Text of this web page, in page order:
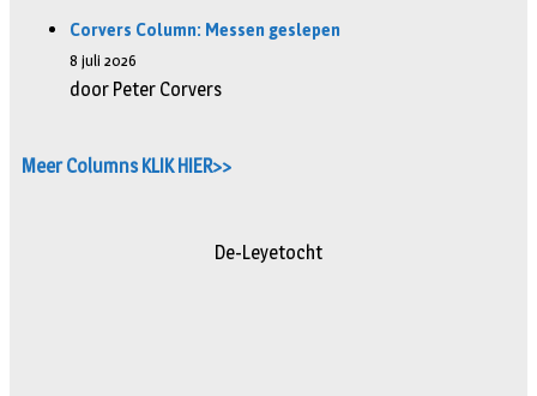
Corvers Column: Messen geslepen
8 juli 2026
door Peter Corvers
Meer Columns KLIK HIER>>
De-Leyetocht